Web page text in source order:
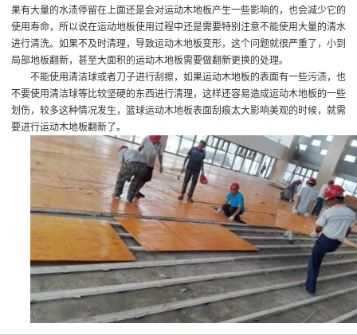
果有大量的水渍停留在上面还是会对运动木地板产生一些影响的，也会减少它的
使用寿命，所以说在运动地板使用过程中还是需要特别注意不能使用大量的清水
进行清洗。如果不及时清理，导致运动木地板变形，这个问题就很严重了，小到
局部地板翻新，甚至大面积的运动木地板需要做翻新更换的处理。
不能使用清洁球或者刀子进行刮擦，如果运动木地板的表面有一些污渍，也
不要使用清洁球等比较坚硬的东西进行清理，这样还容易造成运动木地板的一些
划伤，较多这种情况发生，篮球运动木地板表面刮痕太大影响美观的时候，就需
要进行运动木地板翻新了。